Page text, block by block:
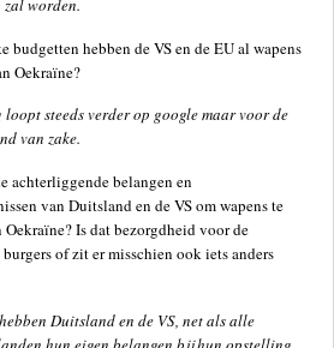
zal worden.
budgetten hebben de VS en de EU al wapens
Oekraïne?
steeds verder op google maar voor de
van zake.
achterliggende belangen en
van Duitsland en de VS om wapens te
Oekraïne? Is dat bezorgdheid voor de
burgers of zit er misschien ook iets anders
Duitsland en de VS, net als alle